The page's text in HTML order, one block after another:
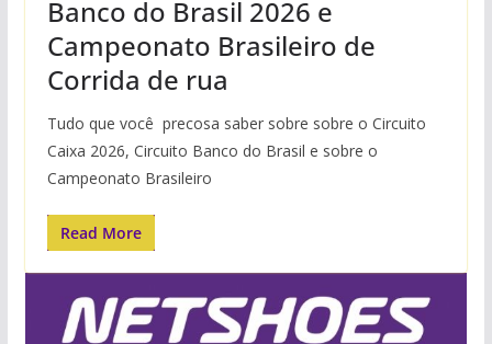
Banco do Brasil 2026 e
Campeonato Brasileiro de
Corrida de rua
Tudo que você precosa saber sobre sobre o Circuito
Caixa 2026, Circuito Banco do Brasil e sobre o
Campeonato Brasileiro
Read More